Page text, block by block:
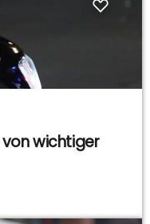
von wichtiger